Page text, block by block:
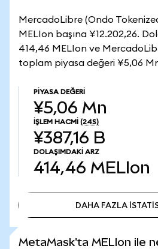
MercadoLibre (Ondo
MELIon başına ¥12.202,26.
414,46 MELIon ve
toplam piyasa değeri ¥5,06
PIYASA DEĞERI
¥5,06 Mn
İŞLEM HACMI (24S)
¥387,16 B
DOLAŞIMDAKI ARZ
414,46 MELIon
DAHA FAZLA
MetaMask'ta MELIon ile